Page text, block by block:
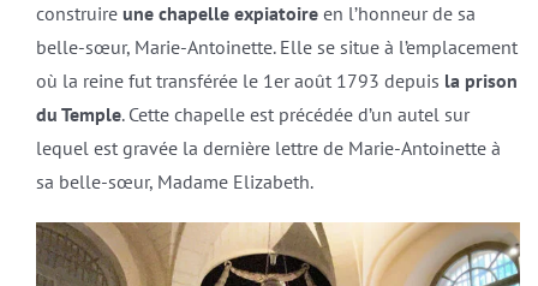
construire une chapelle expiatoireen l’honneur de sa
belle-sœur, Marie-Antoinette. Elle se situe à l’emplacement
où la reine fut transférée le 1er août 1793 depuis la prison
du Temple. Cette chapelle est précédée d’un autel sur
lequel est gravée la dernière lettre de Marie-Antoinette à
sa belle-sœur, Madame Elizabeth.